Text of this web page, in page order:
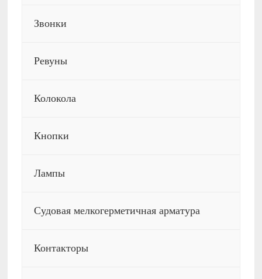
Звонки
Ревуны
Колокола
Кнопки
Лампы
Судовая мелкогерметичная арматура
Контакторы